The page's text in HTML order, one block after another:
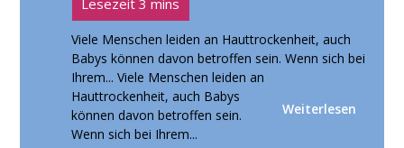
Viele Menschen leiden an Hauttrockenheit, auch
Babys können davon betroffen sein. Wenn sich bei
Ihrem...
Weiterlesen
Viele Menschen leiden an
Hauttrockenheit, auch Babys
können davon betroffen sein.
Wenn sich bei Ihrem...